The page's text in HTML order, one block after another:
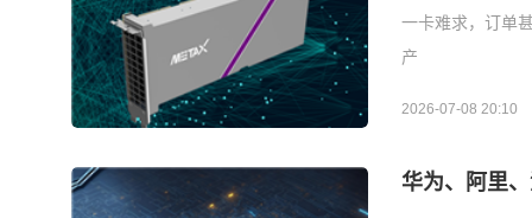
一卡难求，订单
产
2026-07-08 20:10
华为、阿里